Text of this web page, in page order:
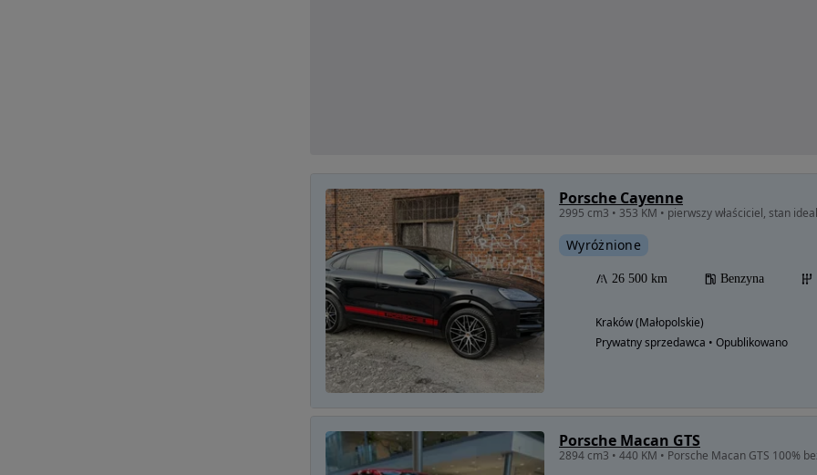
Porsche Cayenne
2995 cm3 • 353 KM • pierwszy właściciel, stan
Wyróżnione
26 500 km Benzyna
Kraków (Małopolskie)
Prywatny sprzedawca • Opublikowano
Porsche Macan GTS
2894 cm3 • 440 KM • Porsche Macan GTS 100%